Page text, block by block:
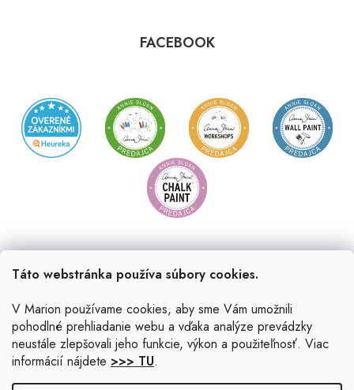
Táto webstránka používa súbory cookies.
V Marion používame cookies, aby sme Vám umožnili
pohodlné prehliadanie webu a vďaka analýze prevádzky
neustále zlepšovali jeho funkcie, výkon a použiteľnosť. Viac
informácií nájdete >>> TU.
FACEBOOK